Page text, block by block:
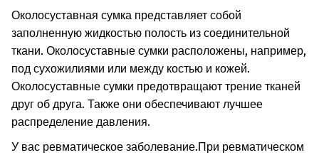
Околосуставная сумка представляет собой
заполненную жидкостью полость из соединительной
ткани. Околосуставные сумки расположены, например,
под сухожилиями или между костью и кожей.
Околосуставные сумки предотвращают трение тканей
друг об друга. Также они обеспечивают лучшее
распределение давления.
У вас ревматическое заболевание.При ревматическом